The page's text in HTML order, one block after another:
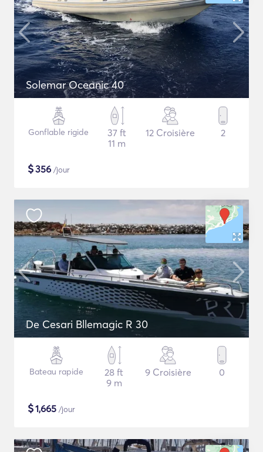
Solemar Oceanic 40
Gonflable rigide
37 ft
11 m
12 Croisière 2
$356 /jour
De Cesari Bllemagic R 30
Bateau rapide
28 ft
9 m
9 Croisière 0
$1,665 /jour